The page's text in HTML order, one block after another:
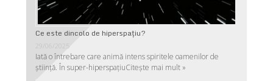
Ce este dincolo de hiperspaţiu?
Iată o întrebare care animă intens spiritele oamenilor de
ştiinţă. În super-hiperspaţiuCitește mai mult »